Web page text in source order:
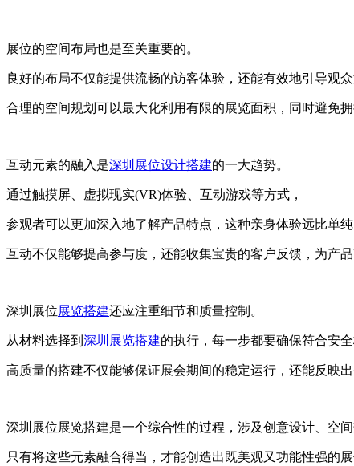
展位的空间布局也是至关重要的。
良好的布局不仅能提供流畅的访客体验，还能有效地引导观
合理的空间规划可以最大化利用有限的展览面积，同时避免拥
互动元素的融入是深圳展位设计搭建的一大趋势。
通过触摸屏、虚拟现实(VR)体验、互动游戏等方式，
参观者可以更加深入地了解产品特点，这种亲身体验远比单纯
互动不仅能够提高参与度，还能收集宝贵的客户反馈，为产品
深圳展位展览搭建还应注重细节和质量控制。
从材料选择到 深圳展览搭建的执行，每一步都要确保符合安
高质量的搭建不仅能够保证展会期间的稳定运行，还能反映
深圳展位展览搭建是一个综合性的过程，涉及创意设计、空
只有将这些元素融合得当，才能创造出既美观又功能性强的展